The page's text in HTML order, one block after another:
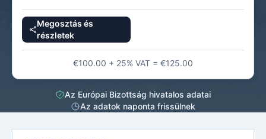
Megosztás és
részletek
€100.00 + 25% VAT = €125.00
Az Európai Bizottság hivatalos adatai
Az adatok naponta frissülnek